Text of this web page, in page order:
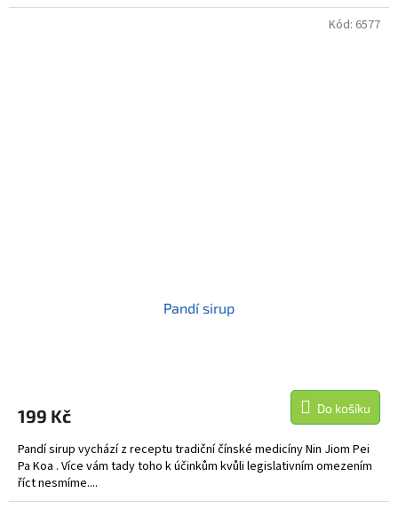
Pandí sirup
199 Kč Do košíku
Pandí sirup vychází z receptu tradiční čínské medicíny Nin Jiom Pei
Pa Koa . Více vám tady toho k účinkům kvůli legislativním omezením
říct nesmíme....
Kód: 6577